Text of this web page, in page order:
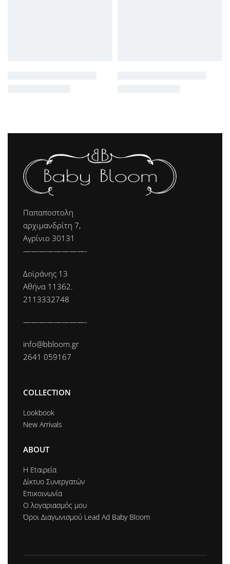
Παπαποστολη
αρχιμανδρίτη 7,
Αγρίνιο 30131
————————-
Δοϊράνης 13
Αθήνα 11362.
2113332748
————————-
info@bbloom.gr
2641 059167
COLLECTION
Lookbook
New Arrivals
ABOUT
Η Εtαιρεία
Δίκτυο Συνεργατών
Επικοινωνία
Ο λογαριασμός μου
Όροι Διαγωνισμού Lead Ad Baby Bloom